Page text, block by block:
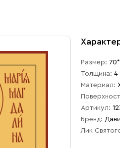
Размер:
Толщина: 4
Материал:
Артикул:
Бренд:
Лик